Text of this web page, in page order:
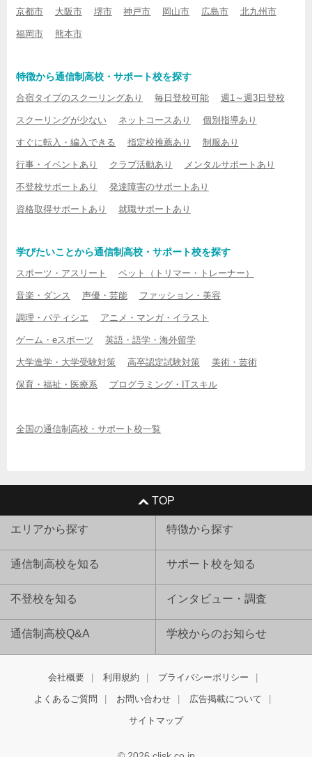
京都市 大阪市 堺市 神戸市 岡山市 広島市 北九州市
福岡市 熊本市
特徴から通信制高校・サポート校を探す
合宿タイプのスクーリングあり 毎日登校可能 週1～週3日登校
スクーリングが少ない ネットコースあり 個別指導あり
すぐに転入・編入できる 指定校推薦あり 制服あり
行事・イベントあり クラブ活動あり メンタルサポートあり
不登校サポートあり 発達障害のサポートあり
資格取得サポートあり 就職サポートあり
学びたいことから通信制高校・サポート校を探す
スポーツ・アスリート ペット（トリマー・トレーナー）
音楽・ダンス 声優・芸能 ファッション・美容
調理・パティシエ アニメ・マンガ・イラスト
ゲーム・eスポーツ 英語・語学・海外留学
大学進学・大学受験対策 高卒認定試験対策 美術・芸術
保育・福祉・医療系 プログラミング・ITスキル
全国の通信制高校・サポート校一覧
TOP
エリアから探す 特徴から探す
通信制高校を知る サポート校を知る
不登校を知る インタビュー・調査
通信制高校Q&A 学校からのお知らせ
会社概要 利用規約 プライバシーポリシー
よくあるご質問 お問い合わせ 広告掲載について
サイトマップ